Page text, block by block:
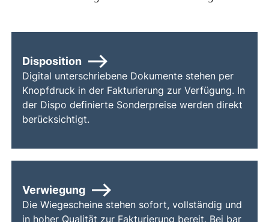
Disposition
Digital unterschriebene Dokumente stehen per
Knopfdruck in der Fakturierung zur Verfügung. In
der Dispo definierte Sonderpreise werden direkt
berücksichtigt.
Verwiegung
Die Wiegescheine stehen sofort, vollständig und
in hoher Qualität zur Fakturierung bereit. Bei bar